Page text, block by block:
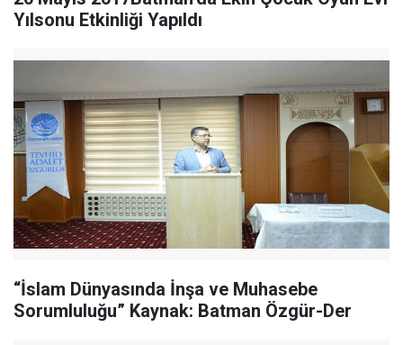
Yılsonu Etkinliği Yapıldı
“İslam Dünyasında İnşa ve Muhasebe
Sorumluluğu” Kaynak: Batman Özgür-Der